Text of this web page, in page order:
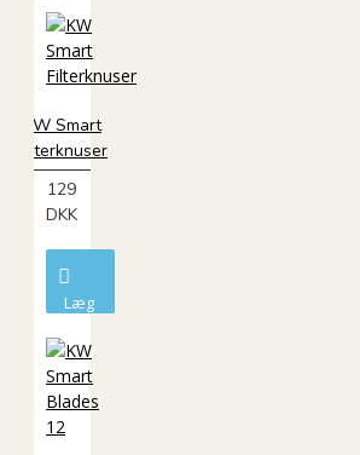
kurv
KW Smart
Filterknuser
129
DKK
Læg
kurv